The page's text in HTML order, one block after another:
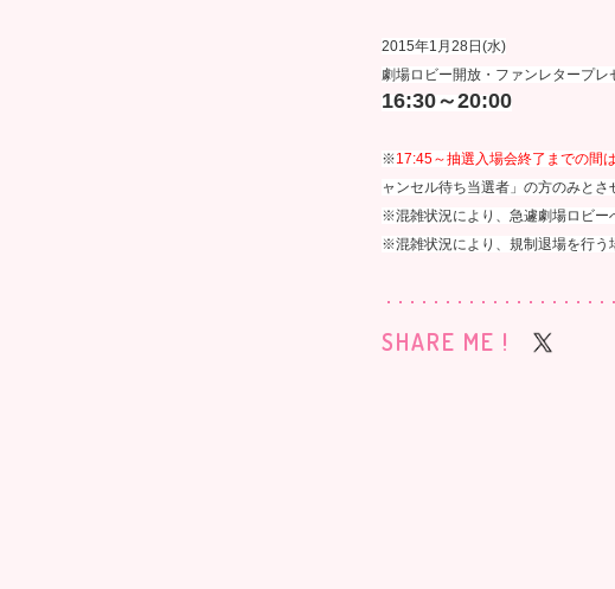
2015年1月28日(水)
劇場ロビー開放・ファンレタープ
16:30～20:00
※17:45～抽選入場会終了までの間
ャンセル待ち当選者」の方のみとさ
※混雑状況により、急遽劇場ロビー
※混雑状況により、規制退場を行う
SHARE ME !